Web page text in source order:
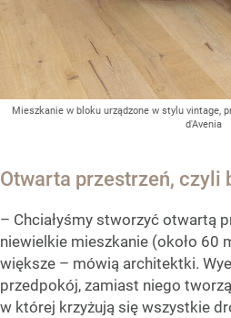
Mieszkanie w bloku urządzone w stylu vintage,
d'Avenia
Otwarta przestrzeń, czyli
– Chciałyśmy stworzyć otwartą
niewielkie mieszkanie (około 60
większe – mówią architektki.
przedpokój, zamiast niego
w której krzyżują się wszystkie